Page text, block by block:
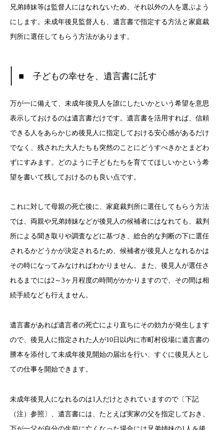
兄弟姉妹等は監督人にはなれないため、それ以外の人を選ぶよう
にします。未成年後見監督人も、遺言書で指定する方法と家庭裁
判所に選任してもらう方法があります。
■ 子どもの幸せを、遺言書に託す
万が一に備えて、未成年後見人を誰にしたいかという希望を意思
表示しておけるのは遺言書だけです。遺言書を活用すれば、信頼
できる人をあらかじめ後見人に指定しておける安心感があるだけ
でなく、残された大人たちも突然のことにどうすべきかとまどわ
ずにすみます。どのように子どもたちを育ててほしいかという希
望を書いて残しておけるのも良い点です。
これに対して母親の死亡後に、家庭裁判所に選任してもらう方法
では、両親や兄弟姉妹などが後見人の候補者にはなれても、裁判
所による聞き取りや調査などに基づき、総合的な判断の下に選任
されるかどうかが決定されるため、候補者が後見人となれるかは
その時になってみなければわかりません。また、後見人が選任さ
れるまでには2～3ヶ月程度の時間がかかりますので、その間は相
続手続なども行えません。
遺言書があれば遺言者の死亡により直ちにその効力が発生します
ので、後見人に指定された人が10日以内に市町村役場に遺言書の
謄本を添付して未成年後見開始の届出を行い、すぐに後見人とし
ての仕事を開始できます。
未成年後見人になれるのは1人だけとされていますので〔下記
（注）参照〕、遺言書には、たとえば実家の父を指定しておき、